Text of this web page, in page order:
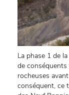
La phase 1 de
de conséquents
rocheuses
conséquent, ce